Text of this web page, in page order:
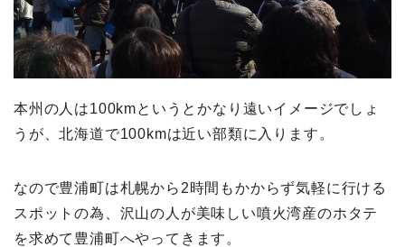
本州の人は100kmというとかなり遠いイメージでしょ
うが、北海道で100kmは近い部類に入ります。
なので豊浦町は札幌から2時間もかからず気軽に行ける
スポットの為、沢山の人が美味しい噴火湾産のホタテ
を求めて豊浦町へやってきます。